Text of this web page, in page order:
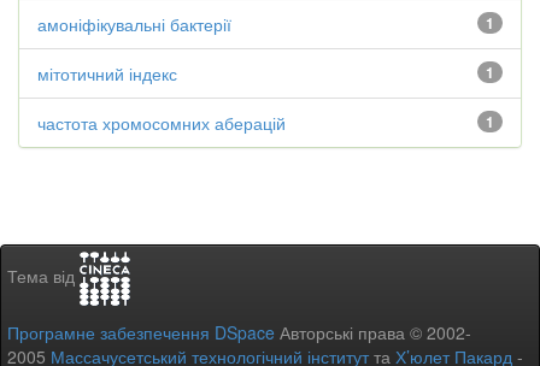
1
амоніфікувальні бактерії
1
мітотичний індекс
1
частота хромосомних аберацій
Тема від
Програмне забезпечення DSpace Авторські права © 2002-
2005 Массачусетський технологічний інститутта Х’юлет Пакард -